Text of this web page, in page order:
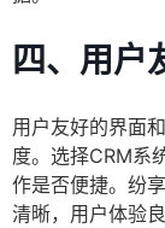
四、用户
用户友好的界面
度。选择CRM系
作是否便捷。纷
清晰，用户体验良